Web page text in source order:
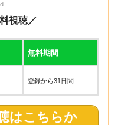
視聴／
無料期間
登録から31日間
はこちらか